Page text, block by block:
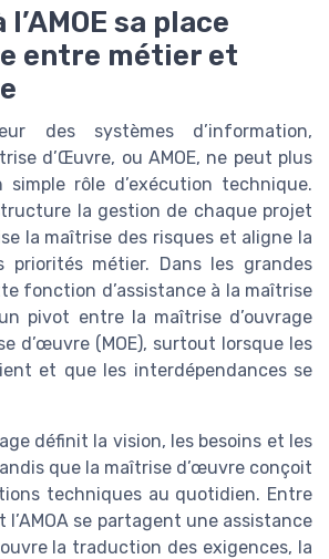
sa place
entre métier et
des systèmes d’information,
d’Œuvre, ou AMOE, ne peut plus
rôle d’exécution technique.
la gestion de chaque projet
la maîtrise des risques et aligne la
priorités métier. Dans les grandes
fonction d’assistance à la maîtrise
pivot entre la maîtrise d’ouvrage
d’œuvre (MOE), surtout lorsque les
et que les interdépendances se
définit la vision, les besoins et les
que la maîtrise d’œuvre conçoit
techniques au quotidien. Entre
l’AMOA se partagent une assistance
la traduction des exigences, la